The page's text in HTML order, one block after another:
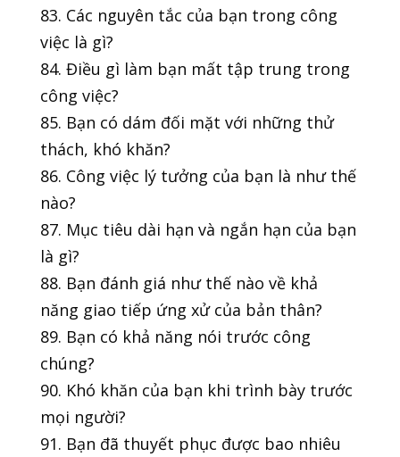
83. Các nguyên tắc của bạn trong công
việc là gì?
84. Điều gì làm bạn mất tập trung trong
công việc?
85. Bạn có dám đối mặt với những thử
thách, khó khăn?
86. Công việc lý tưởng của bạn là như thế
nào?
87. Mục tiêu dài hạn và ngắn hạn của bạn
là gì?
88. Bạn đánh giá như thế nào về khả
năng giao tiếp ứng xử của bản thân?
89. Bạn có khả năng nói trước công
chúng?
90. Khó khăn của bạn khi trình bày trước
mọi người?
91. Bạn đã thuyết phục được bao nhiêu